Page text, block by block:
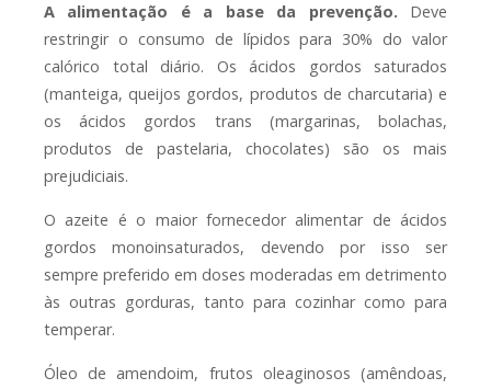
A alimentação é a base da prevenção. Deve
restringir o consumo de lípidos para 30% do valor
calórico total diário. Os ácidos gordos saturados
(manteiga, queijos gordos, produtos de charcutaria) e
os ácidos gordos trans (margarinas, bolachas,
produtos de pastelaria, chocolates) são os mais
prejudiciais.
O azeite é o maior fornecedor alimentar de ácidos
gordos monoinsaturados, devendo por isso ser
sempre preferido em doses moderadas em detrimento
às outras gorduras, tanto para cozinhar como para
temperar.
Óleo de amendoim, frutos oleaginosos (amêndoas,